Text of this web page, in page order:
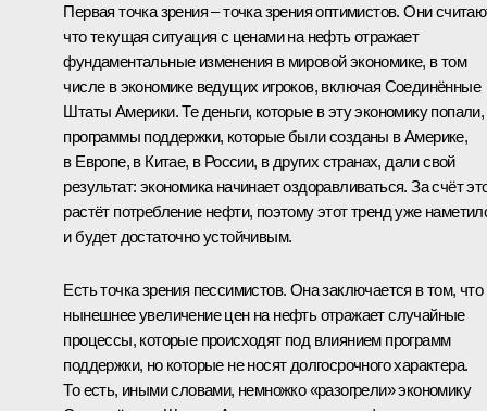
Первая точка зрения – точка зрения оптимистов. Они
что текущая ситуация с ценами на нефть отражает
фундаментальные изменения в мировой экономике, в том
числе в экономике ведущих игроков, включая Соединённые
Штаты Америки. Те деньги, которые в эту экономику попали,
программы поддержки, которые были созданы в Америке,
в Европе, в Китае, в России, в других странах, дали свой
результат: экономика начинает оздоравливаться. За счёт
растёт потребление нефти, поэтому этот тренд уже
и будет достаточно устойчивым.
Есть точка зрения пессимистов. Она заключается в том, что
нынешнее увеличение цен на нефть отражает случайные
процессы, которые происходят под влиянием программ
поддержки, но которые не носят долгосрочного характера.
То есть, иными словами, немножко «разогрели» экономику